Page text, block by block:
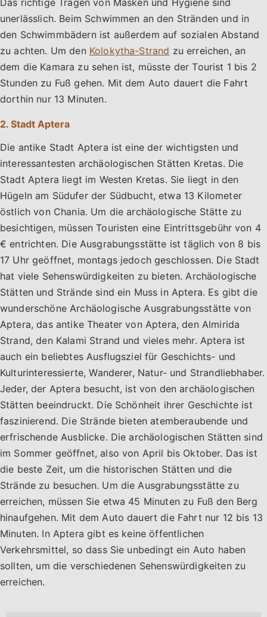
Das richtige Tragen von Masken und Hygiene sind
unerlässlich. Beim Schwimmen an den Stränden und in
den Schwimmbädern ist außerdem auf sozialen Abstand
zu achten. Um den Kolokytha-Strand zu erreichen, an
dem die Kamara zu sehen ist, müsste der Tourist 1 bis 2
Stunden zu Fuß gehen. Mit dem Auto dauert die Fahrt
dorthin nur 13 Minuten.
2. Stadt Aptera
Die antike Stadt Aptera ist eine der wichtigsten und
interessantesten archäologischen Stätten Kretas. Die
Stadt Aptera liegt im Westen Kretas. Sie liegt in den
Hügeln am Südufer der Südbucht, etwa 13 Kilometer
östlich von Chania. Um die archäologische Stätte zu
besichtigen, müssen Touristen eine Eintrittsgebühr von 4
€ entrichten. Die Ausgrabungsstätte ist täglich von 8 bis
17 Uhr geöffnet, montags jedoch geschlossen. Die Stadt
hat viele Sehenswürdigkeiten zu bieten. Archäologische
Stätten und Strände sind ein Muss in Aptera. Es gibt die
wunderschöne Archäologische Ausgrabungsstätte von
Aptera, das antike Theater von Aptera, den Almirida
Strand, den Kalami Strand und vieles mehr. Aptera ist
auch ein beliebtes Ausflugsziel für Geschichts- und
Kulturinteressierte, Wanderer, Natur- und Strandliebhaber.
Jeder, der Aptera besucht, ist von den archäologischen
Stätten beeindruckt. Die Schönheit ihrer Geschichte ist
faszinierend. Die Strände bieten atemberaubende und
erfrischende Ausblicke. Die archäologischen Stätten sind
im Sommer geöffnet, also von April bis Oktober. Das ist
die beste Zeit, um die historischen Stätten und die
Strände zu besuchen. Um die Ausgrabungsstätte zu
erreichen, müssen Sie etwa 45 Minuten zu Fuß den Berg
hinaufgehen. Mit dem Auto dauert die Fahrt nur 12 bis 13
Minuten. In Aptera gibt es keine öffentlichen
Verkehrsmittel, so dass Sie unbedingt ein Auto haben
sollten, um die verschiedenen Sehenswürdigkeiten zu
erreichen.